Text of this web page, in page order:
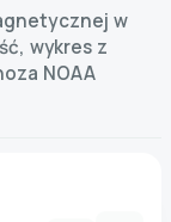
w
wykres z
NOAA